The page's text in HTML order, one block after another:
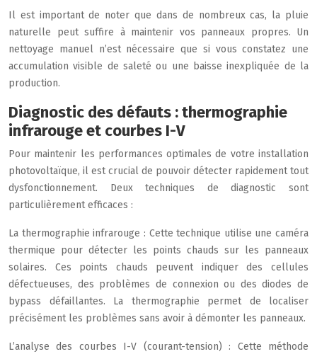
Il est important de noter que dans de nombreux cas, la pluie
naturelle peut suffire à maintenir vos panneaux propres. Un
nettoyage manuel n’est nécessaire que si vous constatez une
accumulation visible de saleté ou une baisse inexpliquée de la
production.
Diagnostic des défauts : thermographie
infrarouge et courbes I-V
Pour maintenir les performances optimales de votre installation
photovoltaïque, il est crucial de pouvoir détecter rapidement tout
dysfonctionnement. Deux techniques de diagnostic sont
particulièrement efficaces :
La thermographie infrarouge : Cette technique utilise une caméra
thermique pour détecter les points chauds sur les panneaux
solaires. Ces points chauds peuvent indiquer des cellules
défectueuses, des problèmes de connexion ou des diodes de
bypass défaillantes. La thermographie permet de localiser
précisément les problèmes sans avoir à démonter les panneaux.
L’analyse des courbes I-V (courant-tension) : Cette méthode